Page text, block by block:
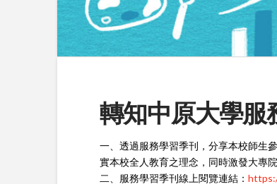
轉知中原大學服
一、透過服務學習季刊，分享本校師生
實本校全人教育之理念，同時激發大專
二、服務學習季刊線上閱覽連結：